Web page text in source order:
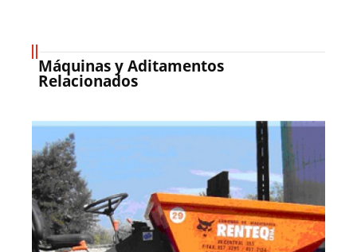
Máquinas y Aditamentos
Relacionados